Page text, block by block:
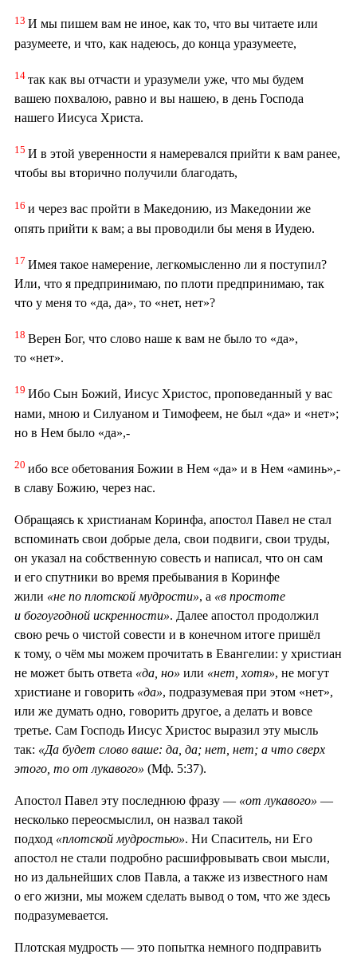
13 И мы пишем вам не иное, как то, что вы читаете или
разумеете, и что, как надеюсь, до конца уразумеете,
14 так как вы отчасти и уразумели уже, что мы будем
вашею похвалою, равно и вы нашею, в день Господа
нашего Иисуса Христа.
15 И в этой уверенности я намеревался прийти к вам ранее,
чтобы вы вторично получили благодать,
16 и через вас пройти в Македонию, из Македонии же
опять прийти к вам; а вы проводили бы меня в Иудею.
17 Имея такое намерение, легкомысленно ли я поступил?
Или, что я предпринимаю, по плоти предпринимаю, так
что у меня то «да, да», то «нет, нет»?
18 Верен Бог, что слово наше к вам не было то «да»,
то «нет».
19 Ибо Сын Божий, Иисус Христос, проповеданный у вас
нами, мною и Силуаном и Тимофеем, не был «да» и «нет»;
но в Нем было «да»,-
20 ибо все обетования Божии в Нем «да» и в Нем «аминь»,-
в славу Божию, через нас.
Обращаясь к христианам Коринфа, апостол Павел не стал
вспоминать свои добрые дела, свои подвиги, свои труды,
он указал на собственную совесть и написал, что он сам
и его спутники во время пребывания в Коринфе
жили «не по плотской мудрости», а «в простоте
и богоугодной искренности». Далее апостол продолжил
свою речь о чистой совести и в конечном итоге пришёл
к тому, о чём мы можем прочитать в Евангелии: у христиан
не может быть ответа «да, но» или «нет, хотя», не могут
христиане и говорить «да», подразумевая при этом «нет»,
или же думать одно, говорить другое, а делать и вовсе
третье. Сам Господь Иисус Христос выразил эту мысль
так: «Да будет слово ваше: да, да; нет, нет; а что сверх
этого, то от лукавого» (Мф. 5:37).
Апостол Павел эту последнюю фразу — «от лукавого» —
несколько переосмыслил, он назвал такой
подход «плотской мудростью». Ни Спаситель, ни Его
апостол не стали подробно расшифровывать свои мысли,
но из дальнейших слов Павла, а также из известного нам
о его жизни, мы можем сделать вывод о том, что же здесь
подразумевается.
Плотская мудрость — это попытка немного подправить